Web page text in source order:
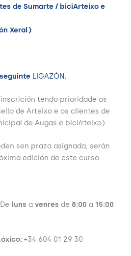
de Sumarte / biciArteixo e
Xeral)
LIGAZÓN.
tendo prioridade os
de Arteixo e os clientes de
de Augas e bici/rteixo).
sen praza asignada, serán
edición de este curso.
luns a venres de 8:00 a 15:00
+34 604 01 29 30